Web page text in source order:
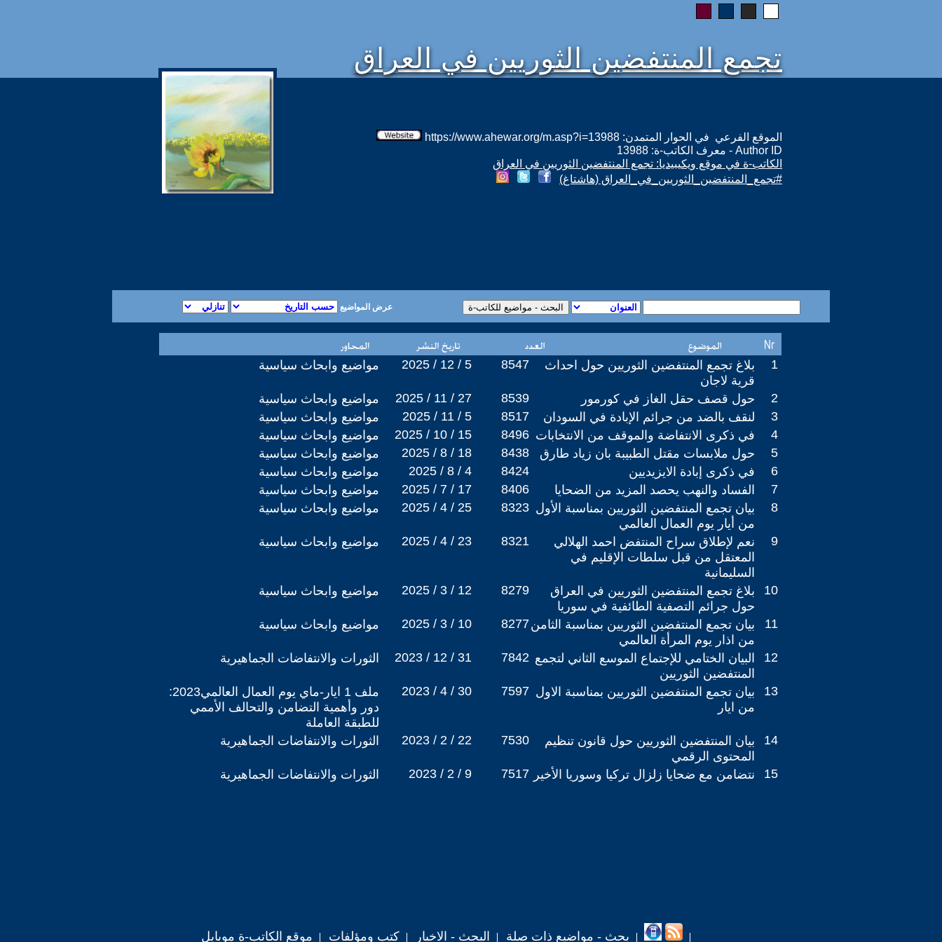
تجمع المنتفضين الثوريين في العراق
الموقع الفرعي في الحوار المتمدن: https://www.ahewar.org/m.asp?i=13988
Author ID - معرف الكاتب-ة: 13988
الكاتب-ة في موقع ويكيبيديا: تجمع المنتفضين الثوريين في العراق
#تجمع_المنتفضين_الثوريين_في_العراق (هاشتاغ)
عرض المواضيع
مواضيع وابحاث سياسية 2025 / 12 / 5 8547
بلاغ تجمع المنتفضين الثوريين حول احداث
قرية لاجان
1
مواضيع وابحاث سياسية 2025 / 11 / 27 8539 حول قصف حقل الغاز في كورمور
2
مواضيع وابحاث سياسية
2025 / 11 / 5 8517 لنقف بالضد من جرائم الإبادة في السودان
3
مواضيع وابحاث سياسية
2025 / 10 / 15 8496 في ذكرى الانتفاضة والموقف من الانتخابات
4
مواضيع وابحاث سياسية
2025 / 8 / 18 8438 حول ملابسات مقتل الطبيبة بان زياد طارق
5
مواضيع وابحاث سياسية
2025 / 8 / 4 8424 في ذكرى إبادة الايزيديين
6
مواضيع وابحاث سياسية
2025 / 7 / 17 8406 الفساد والنهب يحصد المزيد من الضحايا
7
مواضيع وابحاث سياسية
2025 / 4 / 25 8323 بيان تجمع المنتفضين الثوريين بمناسبة الأول
من أيار يوم العمال العالمي
8
مواضيع وابحاث سياسية 2025 / 4 / 23 8321
نعم لإطلاق سراح المنتفض احمد الهلالي
المعتقل من قبل سلطات الإقليم في
السليمانية
9
مواضيع وابحاث سياسية 2025 / 3 / 12 8279
بلاغ تجمع المنتفضين الثوريين في العراق
حول جرائم التصفية الطائفية في سوريا
10
مواضيع وابحاث سياسية 2025 / 3 / 10 8277بيان تجمع المنتفضين الثوريين بمناسبة الثامن
من اذار يوم المرأة العالمي
11
الثورات والانتفاضات الجماهيرية 2023 / 12 / 31 7842 البيان الختامي للإجتماع الموسع الثاني لتجمع
المنتفضين الثوريين
12
ملف 1 ايار-ماي يوم العمال العالمي2023:
دور وأهمية التضامن والتحالف الأممي
للطبقة العاملة
2023 / 4 / 30 7597 بيان تجمع المنتفضين الثوريين بمناسبة الاول
من ايار
13
الثورات والانتفاضات الجماهيرية 2023 / 2 / 22 7530
بيان المنتفضين الثوريين حول قانون تنظيم
المحتوى الرقمي
14
الثورات والانتفاضات الجماهيرية 2023 / 2 / 9 7517 نتضامن مع ضحايا زلزال تركيا وسوريا الأخير 15
بحث - مواضيع ذات صلة البحث - الاخبار كتب ومؤلفات موقع الكاتب-ة موبايل